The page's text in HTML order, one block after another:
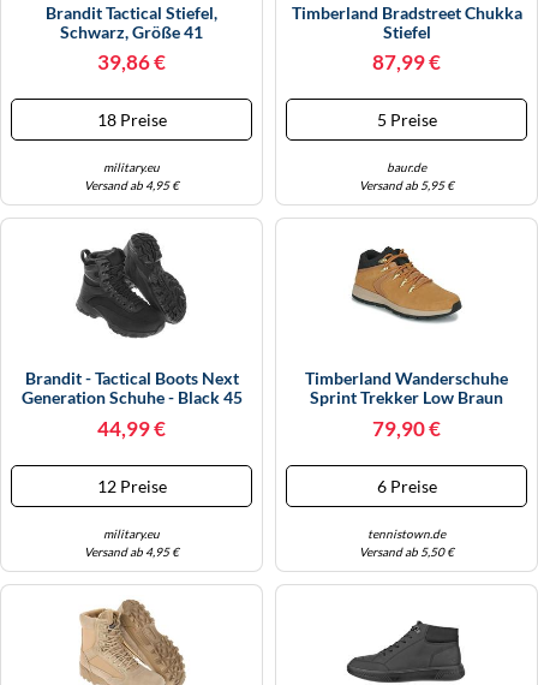
Brandit Tactical Stiefel,
Schwarz, Größe 41
39,86 €
18 Preise
military.eu
Versand ab 4,95 €
Timberland Bradstreet Chukka
Stiefel
87,99 €
5 Preise
baur.de
Versand ab 5,95 €
Brandit - Tactical Boots Next
Generation Schuhe - Black 45
44,99 €
12 Preise
military.eu
Versand ab 4,95 €
Timberland Wanderschuhe
Sprint Trekker Low Braun
79,90 €
6 Preise
tennistown.de
Versand ab 5,50 €